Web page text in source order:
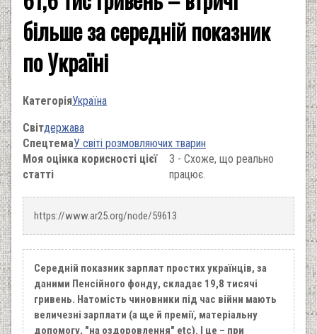
більше за середній показник
по Україні
КатегоріяУкраїна
Світдержава
СпецтемаУ світі розмовляючих тварин
Моя оцінка корисності цієї
статті
3 - Схоже, що реально
працює.
https://www.ar25.org/node/59613
Середній показник зарплат простих українців, за
даними Пенсійного фонду, складає 19,8 тисячі
гривень. Натомість чиновники під час війни мають
величезні зарплати (а ще й премії, матеріальну
допомогу, "на оздоровлення" etc). І це – при